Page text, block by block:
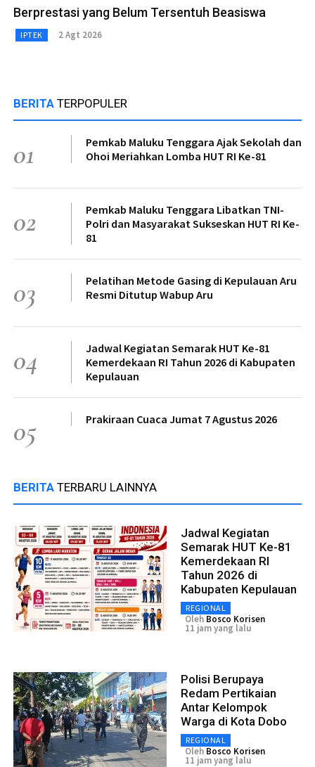
Berprestasi yang Belum Tersentuh Beasiswa
IPTEK 2 Agt 2026
BERITA TERPOPULER
01
Pemkab Maluku Tenggara Ajak Sekolah dan
Ohoi Meriahkan Lomba HUT RI Ke-81
02
Pemkab Maluku Tenggara Libatkan TNI-
Polri dan Masyarakat Sukseskan HUT RI Ke-
81
03
Pelatihan Metode Gasing di Kepulauan Aru
Resmi Ditutup Wabup Aru
04
Jadwal Kegiatan Semarak HUT Ke-81
Kemerdekaan RI Tahun 2026 di Kabupaten
Kepulauan
05 Prakiraan Cuaca Jumat 7 Agustus 2026
BERITA TERBARU LAINNYA
Jadwal Kegiatan
Semarak HUT Ke-81
Kemerdekaan RI
Tahun 2026 di
Kabupaten Kepulauan
REGIONAL
Oleh Bosco Korisen
11 jam yang lalu
Polisi Berupaya
Redam Pertikaian
Antar Kelompok
Warga di Kota Dobo
REGIONAL
Oleh Bosco Korisen
11 jam yang lalu